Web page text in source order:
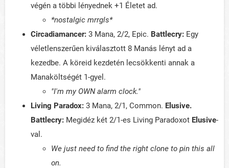
végén a többi lényednek +1 Életet ad.
*nostalgic mrrgls*
Circadiamancer: 3 Mana, 2/2, Epic. Battlecry: Egy
véletlenszerűen kiválasztott 8 Manás lényt ad a
kezedbe. A köreid kezdetén lecsökkenti annak a
Manaköltségét 1-gyel.
"I'm my OWN alarm clock."
Living Paradox: 3 Mana, 2/1, Common. Elusive.
Battlecry: Megidéz két 2/1-es Living Paradoxot Elusive-
val.
We just need to find the right clone to pin this all
on.